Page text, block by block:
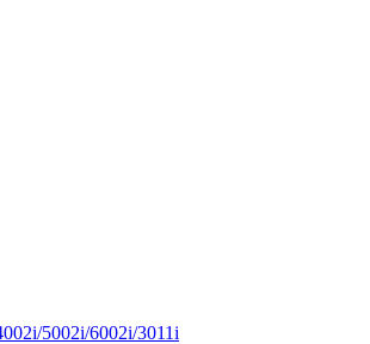
5002i/6002i/3011i